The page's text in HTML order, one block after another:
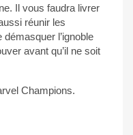
Il vous faudra livrer
réunir les
l’ignoble
avant qu’il ne soit
Champions.